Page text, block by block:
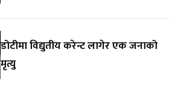
डोटीमा विद्युतीय करेन्ट लागेर एक जनाको
मृत्यु